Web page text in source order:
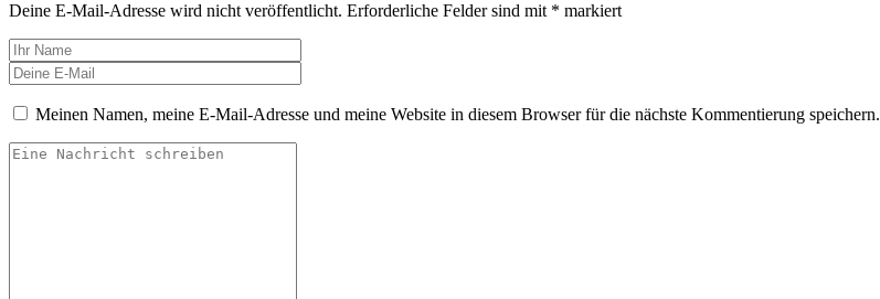
Deine E-Mail-Adresse wird nicht veröffentlicht. Erforderliche Felder sind mit * markiert
Meinen Namen, meine E-Mail-Adresse und meine Website in diesem Browser für die nächste Kommentierung speichern.